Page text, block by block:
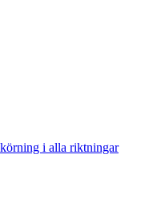
i alla riktningar